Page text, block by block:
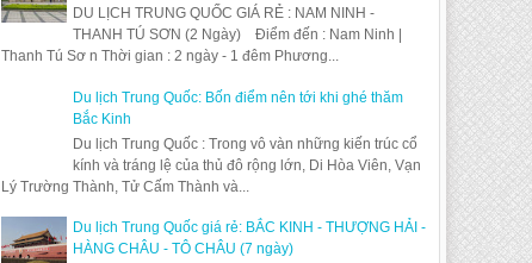
DU LỊCH TRUNG QUỐC GIÁ RẺ : NAM NINH -
THANH TÚ SƠN (2 Ngày) Điểm đến : Nam Ninh |
Thanh Tú Sơ n Thời gian : 2 ngày - 1 đêm Phương...
Du lịch Trung Quốc: Bốn điểm nên tới khi ghé thăm
Bắc Kinh
Du lịch Trung Quốc : Trong vô vàn những kiến trúc cổ
kính và tráng lệ của thủ đô rộng lớn, Di Hòa Viên, Vạn
Lý Trường Thành, Tử Cấm Thành và...
Du lịch Trung Quốc giá rẻ: BẮC KINH - THƯỢNG HẢI -
HÀNG CHÂU - TÔ CHÂU (7 ngày)